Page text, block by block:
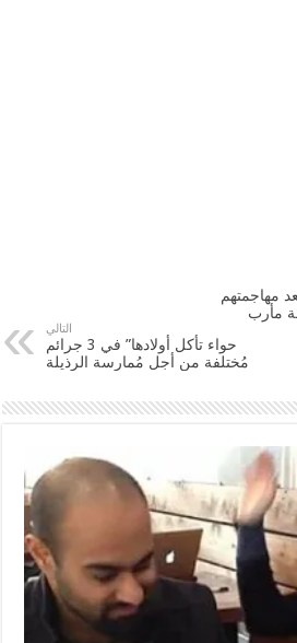
بعد مهاجمتهم
مأرب
التالي
حواء تأكل أولادها” في 3 جرائم
مُختلفة من أجل مُمارسة الرذيلة